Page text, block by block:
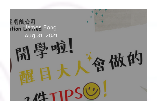
James Fong
Aug 31, 2021